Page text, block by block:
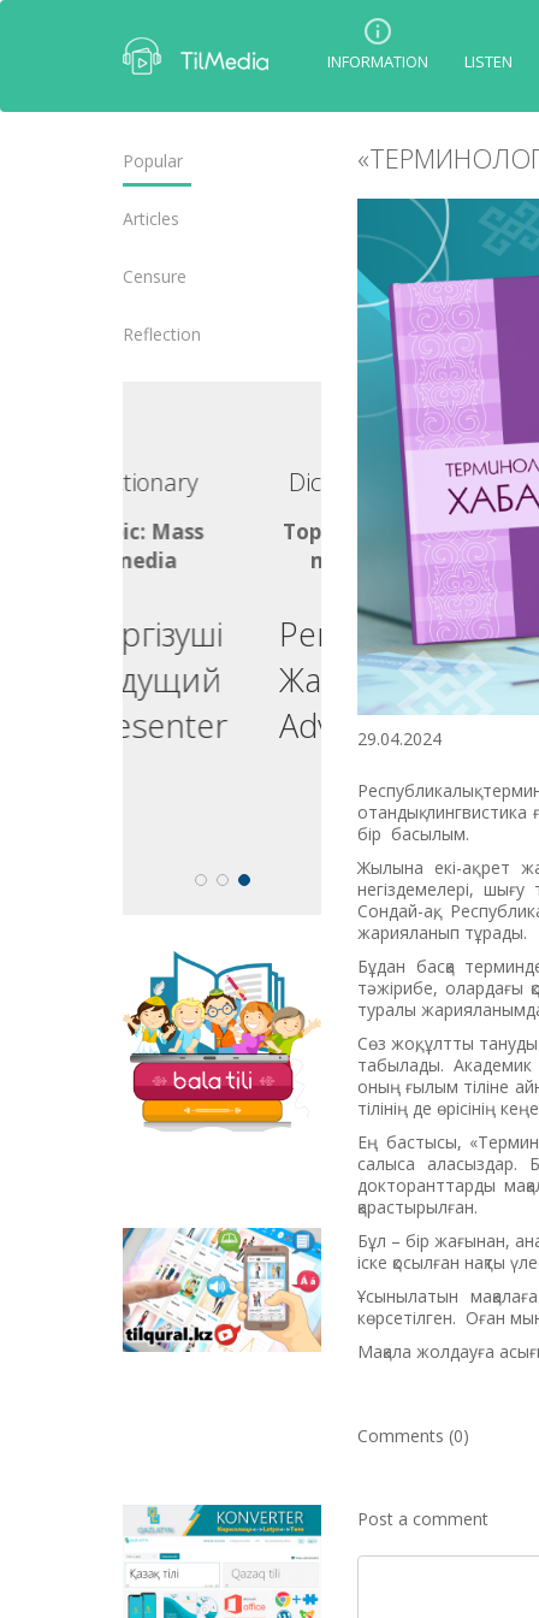
INFORMATION LISTEN
Popular
Articles
Censure
Reflection
Dictionary
Topic: Mass
Реклама
Жарнама
Advertising
The site "Balatili.kz"
contains a variety of
tasks and exercises for
teaching children to
read and write.
Tilqural.kz - is a web
service for the gradual
study of the state
language. The website
contains an online
Qazlatyn.kz - is a multi-
functional converter
that transforms texts
from Cyrillic to Latin
29.04.2024
Республикалық
отандық
бір басылым.
Жылына екі-ақ рет
негіздемелері,
Сондай-ақ,
жарияланып тұрады.
Бұдан басқа
тәжірибе, олардағы
туралы
Сөз жоқ, ұлтты
табылады. Ака­демик
оның ғылым тіліне
тілінің де өрісінің
Ең бастысы,
салыса аласыздар.
докторанттарды
қарастырылған.
Бұл – бір жағынан,
іске қосылған нақты
Ұсынылатын
көрсетілген. Оған
Мақала жолдауға
Comments (0)
Post a comment